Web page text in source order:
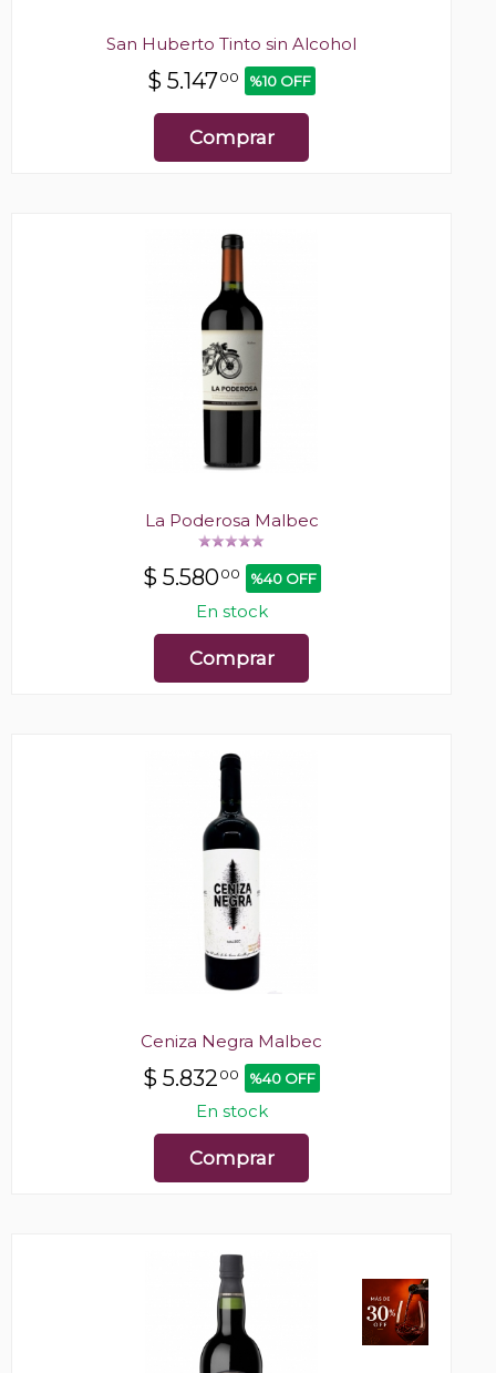
San Huberto Tinto sin Alcohol
$ 5.14700 %10 OFF
Comprar
La Poderosa Malbec
$ 5.58000 %40 OFF
En stock
Comprar
Ceniza Negra Malbec
$ 5.832 00 %40 OFF
En stock
Comprar